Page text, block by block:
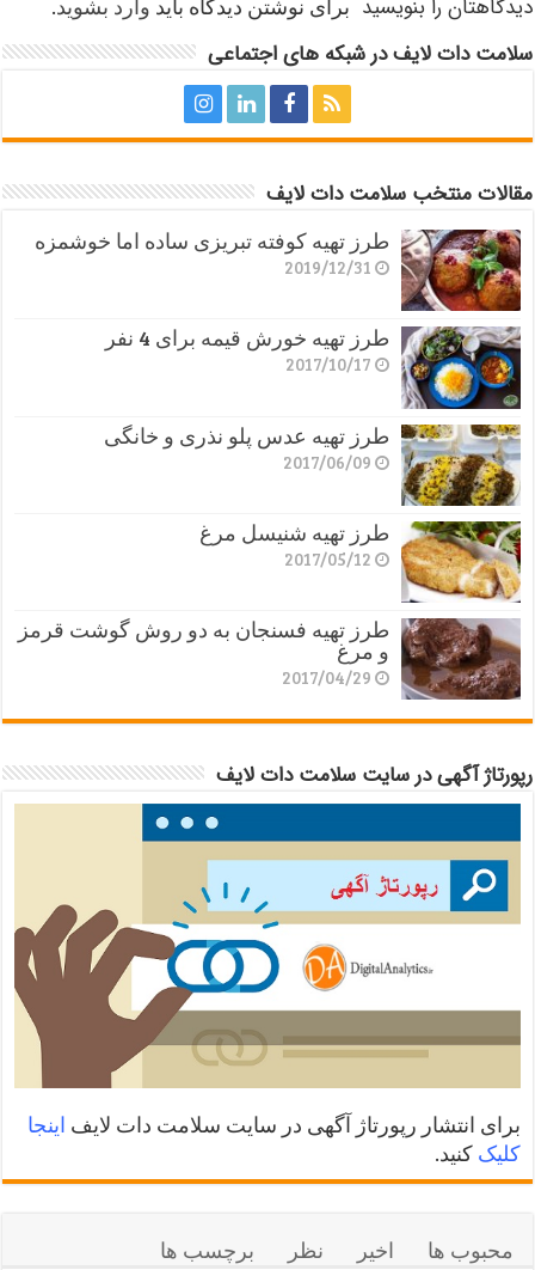
دیدگاهتان را بنویسید برای نوشتن دیدگاه باید وارد بشوید.
سلامت دات لایف در شبکه های اجتماعی
مقالات منتخب سلامت دات لایف
طرز تهیه کوفته تبریزی ساده اما خوشمزه
2019/12/31
طرز تهیه خورش قیمه برای 4 نفر
2017/10/17
طرز تهیه عدس پلو نذری و خانگی
2017/06/09
طرز تهیه شنیسل مرغ
2017/05/12
طرز تهیه فسنجان به دو روش گوشت قرمز
و مرغ
2017/04/29
رپورتاژ آگهی در سایت سلامت دات لایف
برای انتشار رپورتاژ آگهی در سایت سلامت دات لایف اینجا
کلیک کنید.
محبوب ها اخیر نظر
برچسب ها